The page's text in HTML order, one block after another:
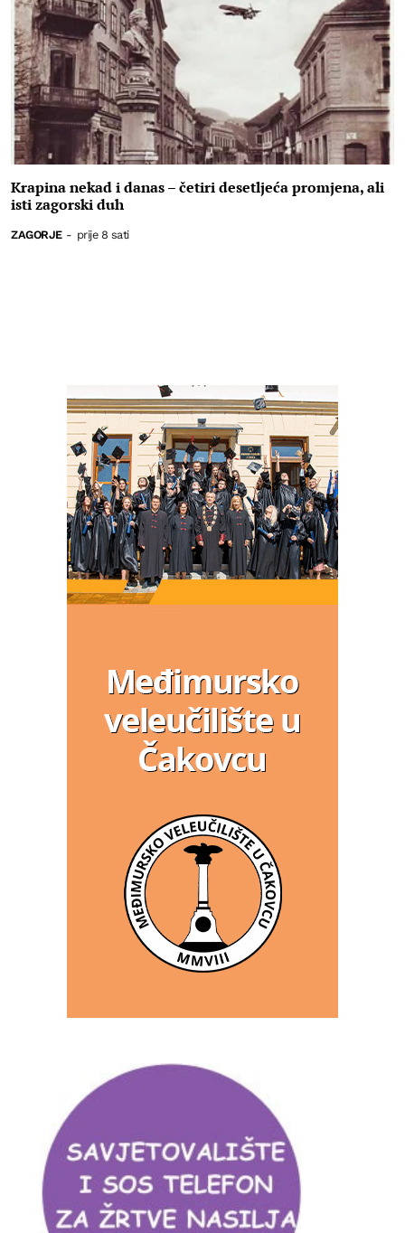
Krapina nekad i danas – četiri desetljeća promjena, ali
isti zagorski duh
ZAGORJE - prije 8 sati